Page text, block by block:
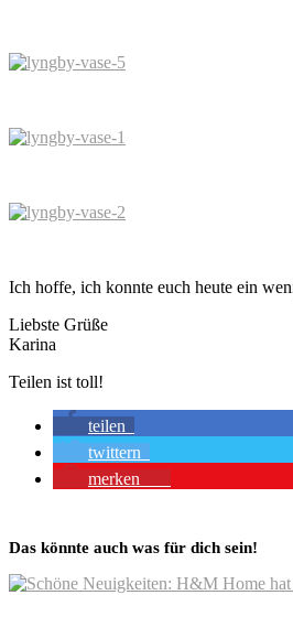
Ich hoffe, ich konnte euch heute ein
Liebste Grüße
Karina
Teilen ist toll!
teilen
twittern
merken
Das könnte auch was für dich sein!